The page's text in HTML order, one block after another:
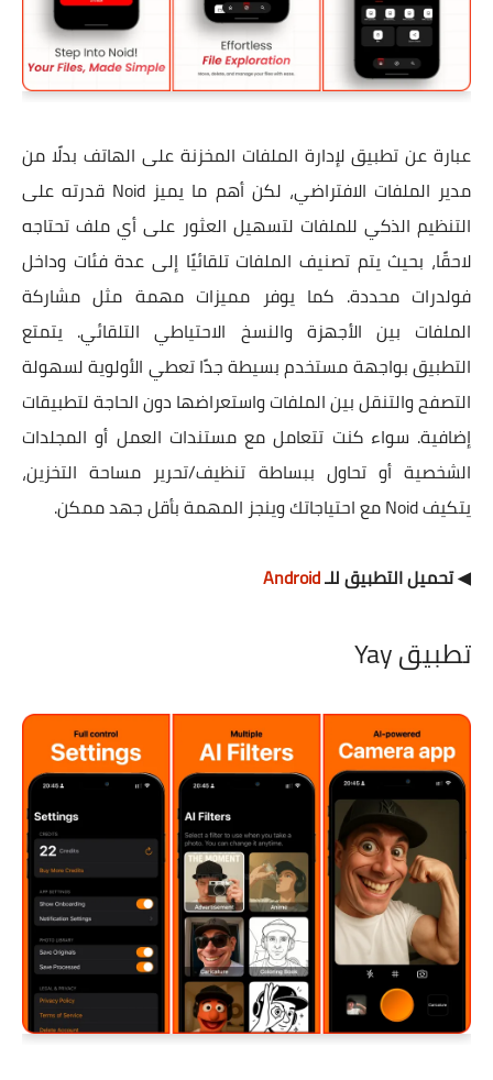
عبارة عن تطبيق لإدارة الملفات المخزنة على الهاتف بدلًا من
مدير الملفات الافتراضي، لكن أهم ما يميز Noid قدرته على
التنظيم الذكي للملفات لتسهيل العثور على أي ملف تحتاجه
لاحقًا، بحيث يتم تصنيف الملفات تلقائيًا إلى عدة فئات وداخل
فولدرات محددة. كما يوفر مميزات مهمة مثل مشاركة
الملفات بين الأجهزة والنسخ الاحتياطي التلقائي. يتمتع
التطبيق بواجهة مستخدم بسيطة جدًا تعطي الأولوية لسهولة
التصفح والتنقل بين الملفات واستعراضها دون الحاجة لتطبيقات
إضافية. سواء كنت تتعامل مع مستندات العمل أو المجلدات
الشخصية أو تحاول ببساطة تنظيف/تحرير مساحة التخزين،
يتكيف Noid مع احتياجاتك وينجز المهمة بأقل جهد ممكن.
◀ تحميل التطبيق للـAndroid
تطبيق Yay